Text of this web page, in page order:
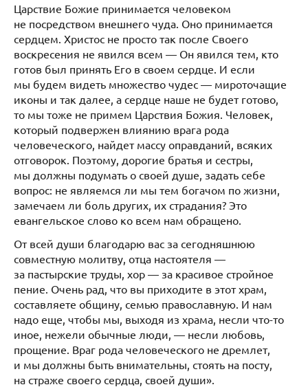
Царствие Божие принимается человеком
не посредством внешнего чуда. Оно принимается
сердцем. Христос не просто так после Своего
воскресения не явился всем — Он явился тем, кто
готов был принять Его в своем сердце. И если
мы будем видеть множество чудес — мироточащие
иконы и так далее, а сердце наше не будет готово,
то мы тоже не примем Царствия Божия. Человек,
который подвержен влиянию врага рода
человеческого, найдет массу оправданий, всяких
отговорок. Поэтому, дорогие братья и сестры,
мы должны подумать о своей душе, задать себе
вопрос: не являемся ли мы тем богачом по жизни,
замечаем ли боль других, их страдания? Это
евангельское слово ко всем нам обращено.
От всей души благодарю вас за сегодняшнюю
совместную молитву, отца настоятеля —
за пастырские труды, хор — за красивое стройное
пение. Очень рад, что вы приходите в этот храм,
составляете общину, семью православную. И нам
надо еще, чтобы мы, выходя из храма, несли что-то
иное, нежели обычные люди, — несли любовь,
прощение. Враг рода человеческого не дремлет,
и мы должны быть внимательны, стоять на посту,
на страже своего сердца, своей души».